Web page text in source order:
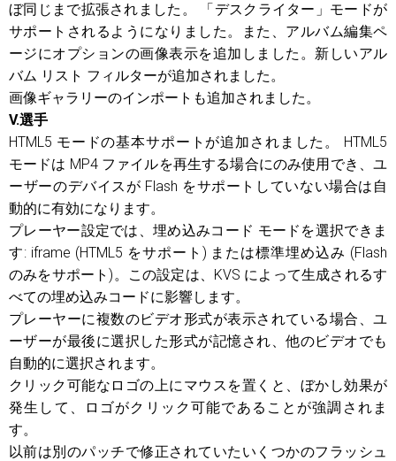
ぼ同じまで拡張されました。 「デスクライター」モードが
サポートされるようになりました。また、アルバム編集ペ
ージにオプションの画像表示を追加しました。新しいアル
バム リスト フィルターが追加されました。
画像ギャラリーのインポートも追加されました。
V.選手
HTML5 モードの基本サポートが追加されました。 HTML5
モードは MP4 ファイルを再生する場合にのみ使用でき、ユ
ーザーのデバイスが Flash をサポートしていない場合は自
動的に有効になります。
プレーヤー設定では、埋め込みコード モードを選択できま
す: iframe (HTML5 をサポート) または標準埋め込み (Flash
のみをサポート)。この設定は、KVS によって生成されるす
べての埋め込みコードに影響します。
プレーヤーに複数のビデオ形式が表示されている場合、ユ
ーザーが最後に選択した形式が記憶され、他のビデオでも
自動的に選択されます。
クリック可能なロゴの上にマウスを置くと、ぼかし効果が
発生して、ロゴがクリック可能であることが強調されま
す。
以前は別のパッチで修正されていたいくつかのフラッシュ